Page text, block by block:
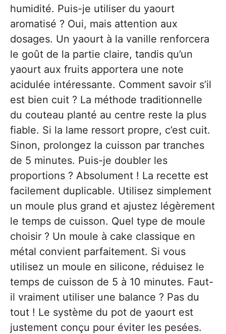
humidité. Puis-je utiliser du yaourt
aromatisé ? Oui, mais attention aux
dosages. Un yaourt à la vanille renforcera
le goût de la partie claire, tandis qu’un
yaourt aux fruits apportera une note
acidulée intéressante. Comment savoir s’il
est bien cuit ? La méthode traditionnelle
du couteau planté au centre reste la plus
fiable. Si la lame ressort propre, c’est cuit.
Sinon, prolongez la cuisson par tranches
de 5 minutes. Puis-je doubler les
proportions ? Absolument ! La recette est
facilement duplicable. Utilisez simplement
un moule plus grand et ajustez légèrement
le temps de cuisson. Quel type de moule
choisir ? Un moule à cake classique en
métal convient parfaitement. Si vous
utilisez un moule en silicone, réduisez le
temps de cuisson de 5 à 10 minutes. Faut-
il vraiment utiliser une balance ? Pas du
tout ! Le système du pot de yaourt est
justement conçu pour éviter les pesées.